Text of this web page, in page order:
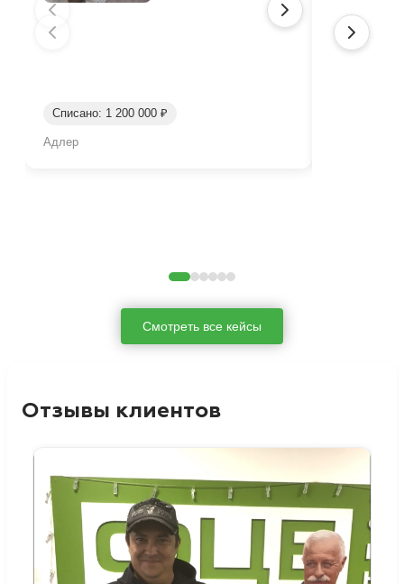
Списано: 1 200 000 ₽
Адлер
Смотреть все кейсы
Отзывы клиентов